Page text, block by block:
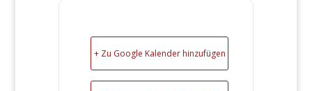
+ Zu Google Kalender hinzufügen